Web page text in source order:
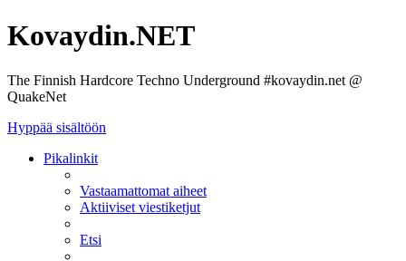
Kovaydin.NET
The Finnish Hardcore Techno Underground #kovaydin.net @
QuakeNet
Hyppää sisältöön
Pikalinkit
Vastaamattomat aiheet
Aktiiviset viestiketjut
Etsi